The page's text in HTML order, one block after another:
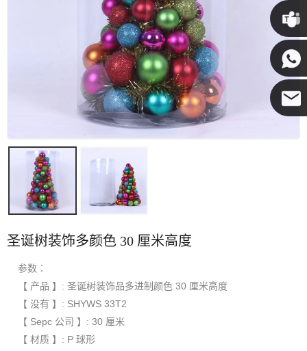
圣诞树装饰多颜色 30 厘米高度
参数︰
【 产品 】: 圣诞树装饰品多进制颜色 30 厘米高度
【 没有 】: SHYWS 33T2
【 Sepc 公司 】: 30 厘米
【 材质 】: P 球形
克里斯
· 肯尼 ·